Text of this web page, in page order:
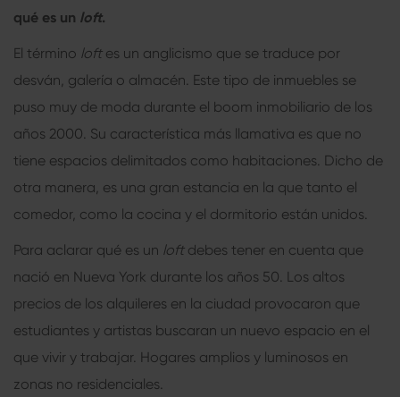
qué es un loft.
El término loft es un anglicismo que se traduce por
desván, galería o almacén. Este tipo de inmuebles se
puso muy de moda durante el boom inmobiliario de los
años 2000. Su característica más llamativa es que no
tiene espacios delimitados como habitaciones. Dicho de
otra manera, es una gran estancia en la que tanto el
comedor, como la cocina y el dormitorio están unidos.
Para aclarar qué es un loft debes tener en cuenta que
nació en Nueva York durante los años 50. Los altos
precios de los alquileres en la ciudad provocaron que
estudiantes y artistas buscaran un nuevo espacio en el
que vivir y trabajar. Hogares amplios y luminosos en
zonas no residenciales.